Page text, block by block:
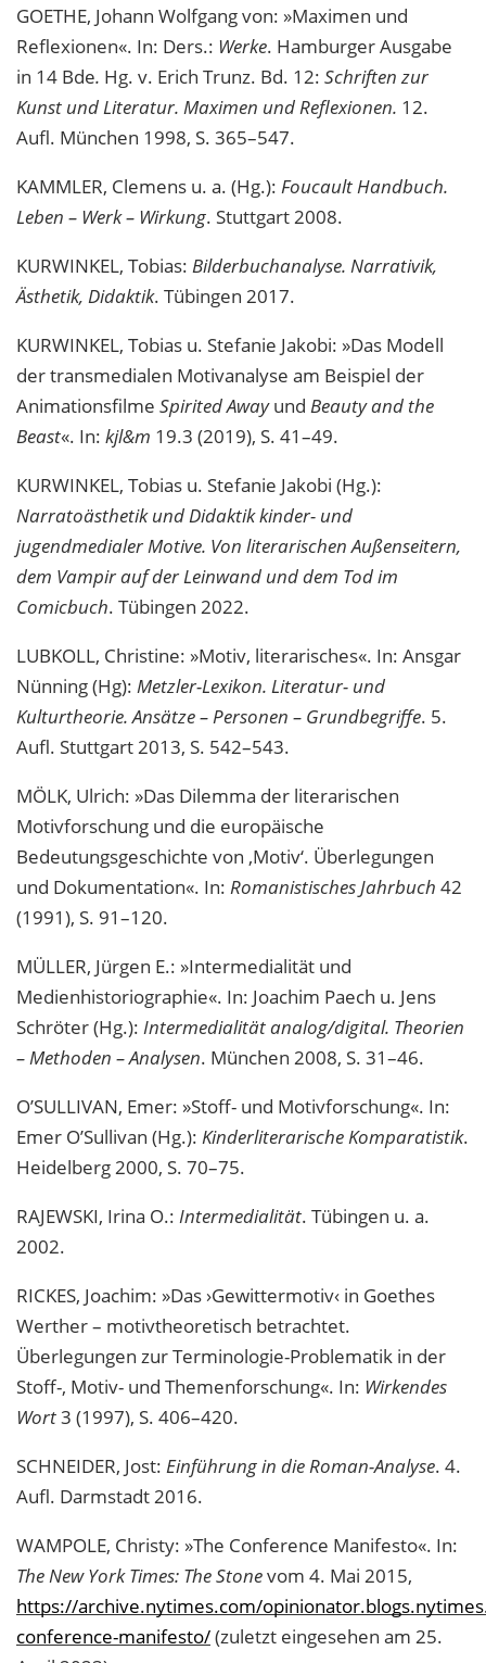
GOETHE, Johann Wolfgang von: »Maximen und
Reflexionen«. In: Ders.: Werke. Hamburger Ausgabe
in 14 Bde. Hg. v. Erich Trunz. Bd. 12: Schriften zur
Kunst und Literatur. Maximen und Reflexionen. 12.
Aufl. München 1998, S. 365–547.
KAMMLER, Clemens u. a. (Hg.): Foucault Handbuch.
Leben – Werk – Wirkung. Stuttgart 2008.
KURWINKEL, Tobias: Bilderbuchanalyse. Narrativik,
Ästhetik, Didaktik. Tübingen 2017.
KURWINKEL, Tobias u. Stefanie Jakobi: »Das Modell
der transmedialen Motivanalyse am Beispiel der
Animationsfilme Spirited Awayund Beauty and the
Beast«. In: kjl&m 19.3 (2019), S. 41–49.
KURWINKEL, Tobias u. Stefanie Jakobi (Hg.):
Narratoästhetik und Didaktik kinder- und
jugendmedialer Motive. Von literarischen Außenseitern,
dem Vampir auf der Leinwand und dem Tod im
Comicbuch. Tübingen 2022.
LUBKOLL, Christine: »Motiv, literarisches«. In: Ansgar
Nünning (Hg): Metzler-Lexikon. Literatur- und
Kulturtheorie. Ansätze – Personen – Grundbegriffe. 5.
Aufl. Stuttgart 2013, S. 542–543.
MÖLK, Ulrich: »Das Dilemma der literarischen
Motivforschung und die europäische
Bedeutungsgeschichte von ‚Motiv‘. Überlegungen
und Dokumentation«. In: Romanistisches Jahrbuch 42
(1991), S. 91–120.
MÜLLER, Jürgen E.: »Intermedialität und
Medienhistoriographie«. In: Joachim Paech u. Jens
Schröter (Hg.): Intermedialität analog/digital. Theorien
– Methoden – Analysen. München 2008, S. 31–46.
O’SULLIVAN, Emer: »Stoff- und Motivforschung«. In:
Emer O’Sullivan (Hg.): Kinderliterarische Komparatistik.
Heidelberg 2000, S. 70–75.
RAJEWSKI, Irina O.: Intermedialität. Tübingen u. a.
2002.
RICKES, Joachim: »Das ›Gewittermotiv‹ in Goethes
Werther – motivtheoretisch betrachtet.
Überlegungen zur Terminologie-Problematik in der
Stoff-, Motiv- und Themenforschung«. In: Wirkendes
Wort3 (1997), S. 406–420.
SCHNEIDER, Jost: Einführung in die Roman-Analyse. 4.
Aufl. Darmstadt 2016.
WAMPOLE, Christy: »The Conference Manifesto«. In:
The New York Times: The Stonevom 4. Mai 2015,
https://archive.nytimes.com/
conference-manifesto/(zuletzt eingesehen am 25.